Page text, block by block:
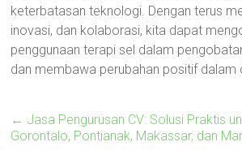
keterbatasan teknologi. Dengan terus
inovasi, dan kolaborasi, kita dapat
penggunaan terapi sel dalam
dan membawa perubahan positif dalam
← Jasa Pengurusan CV: Solusi Praktis
Gorontalo, Pontianak, Makassar, dan